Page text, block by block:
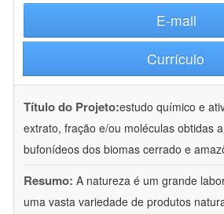
E-mail
Currículo
Título do Projeto:estudo químico e
extrato, fração e/ou moléculas obtidas
bufonídeos dos biomas cerrado e
Resumo: A natureza é um grande
uma vasta variedade de produtos